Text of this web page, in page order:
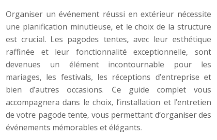
Organiser un événement réussi en extérieur nécessite
une planification minutieuse, et le choix de la structure
est crucial. Les pagodes tentes, avec leur esthétique
raffinée et leur fonctionnalité exceptionnelle, sont
devenues un élément incontournable pour les
mariages, les festivals, les réceptions d’entreprise et
bien d’autres occasions. Ce guide complet vous
accompagnera dans le choix, l’installation et l’entretien
de votre pagode tente, vous permettant d’organiser des
événements mémorables et élégants.